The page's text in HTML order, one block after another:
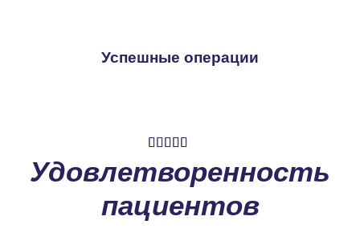
Успешные операции
Удовлетворенность
пациентов